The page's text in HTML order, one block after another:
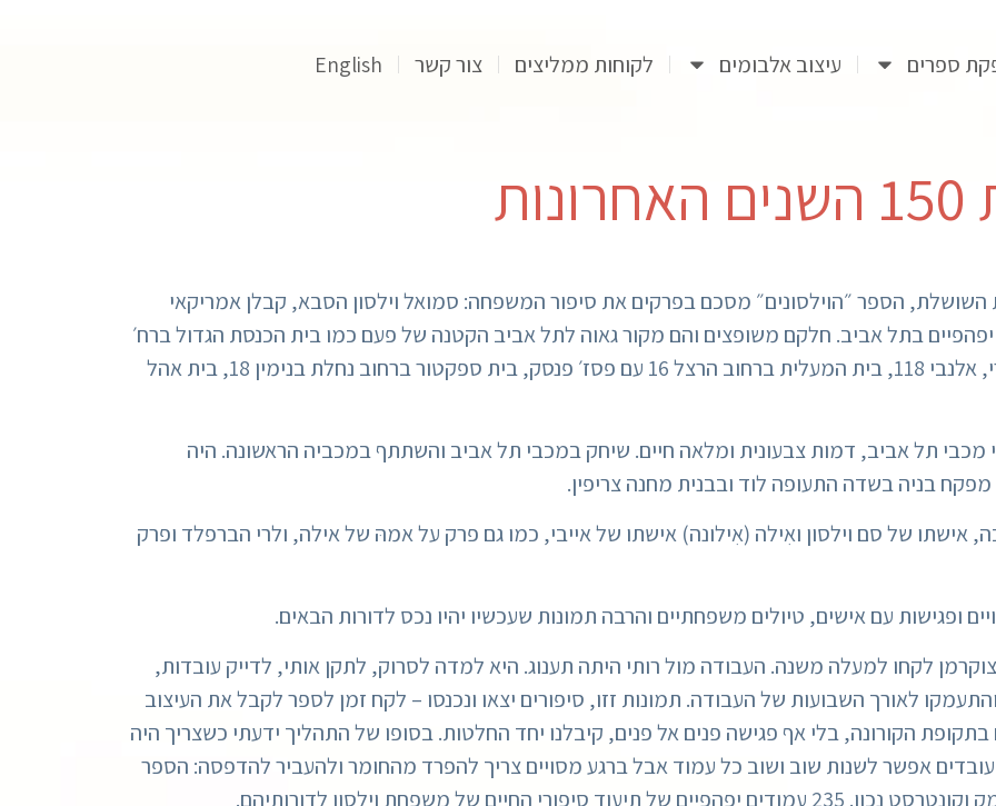
ספרים עיצוב אלבומים לקוחות ממליצים צור קשר English
חיים של 3 דורות לאורך 150 שנות השושלת, הספר ״הוילסונים״ מסכם בפרקים את סיפור המשפחה: סמואל וילסון הסבא, קבלן אמריקאי
ב-1909 ובנה קרוב ל-200 בניינים יפהפיים בתל אביב. חלקם משופצים והם מקור גאוה לתל אביב הקטנה של פעם כמו בית הכנסת הגדול ברח׳
אלנבי, בניינים ברחוב קלישר 9, רחוב מונטפיורי, אלנבי 118, בית המעלית ברחוב הרצל 16 עם פסז׳ פנסק, בית ספקטור ברחוב נחלת בנימין 18, בית אהל
מכבי תל אביב, דמות צבעונית ומלאה חיים. שיחק במכבי תל אביב והשתתף במכביה הראשונה. היה
בניה בשדה התעופה לוד ובבנית מחנה צריפין.
אישתו של סם וילסון ואִילה (אִילונה) אישתו של אייבי, כמו גם פרק על אמהּ של אילה, ולרי הברפלד ופרק
ופגישות עם אישים, טיולים משפחתיים והרבה תמונות שעכשיו יהיו נכס לדורות הבאים.
צוקרמן לקחו למעלה משנה. העבודה מול רותי היתה תענוג. היא למדה לסרוק, לתקן אותי, לדייק עובדות,
לאורך השבועות של העבודה. תמונות זזו, סיפורים יצאו ונכנסו – לקח זמן לספר לקבל את העיצוב
הקורונה, בלי אף פגישה פנים אל פנים, קיבלנו יחד החלטות. בסופו של התהליך ידעתי כשצריך היה
אפשר לשנות שוב ושוב כל עמוד אבל ברגע מסויים צריך להפרד מהחומר ולהעביר להדפסה: הספר
החיים של משפחת וילסון לדורותיהם.